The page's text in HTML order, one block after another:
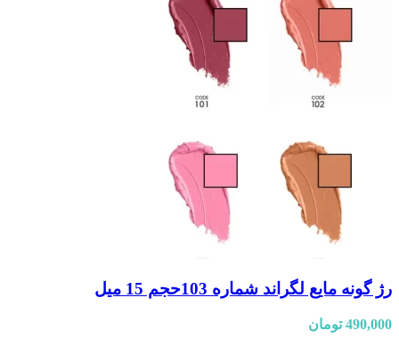
رژ گونه مایع لگراند شماره 103حجم 15 میل
490,000 تومان